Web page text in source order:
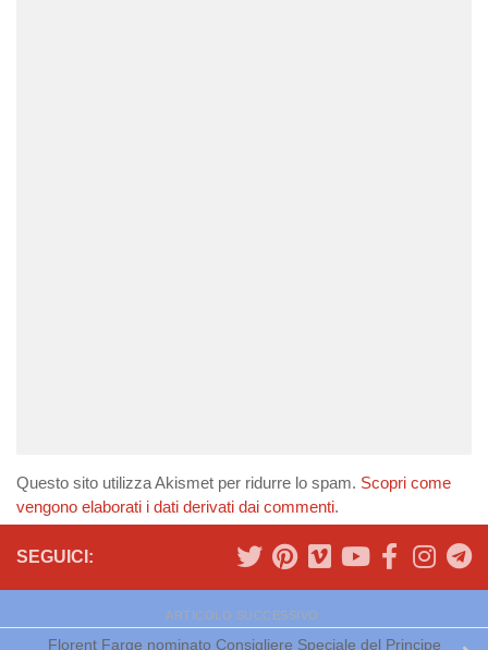
Questo sito utilizza Akismet per ridurre lo spam. Scopri come
vengono elaborati i dati derivati dai commenti.
SEGUICI:
ARTICOLO SUCCESSIVO
Florent Farge nominato Consigliere Speciale del Principe